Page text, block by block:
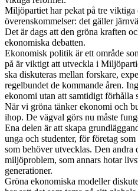
Miljöpartiet har pekat på tre viktiga
överenskommelser: det gäller
Det är dags att den gröna kraften
ekonomiska debatten.
Ekonomisk politik är ett område
på är viktigt att utveckla i
ska diskuteras mellan forskare,
regelbundet de kommande åren.
ekonomi utan att samtidigt förhålla
När vi gröna tänker ekonomi och
ihop. De vägval görs nu måste
Ena delen är att skapa
unga och studenter, för företag
som behöver utvecklas. Den andra
miljöproblem, som annars hotar
generationer.
Gröna ekonomiska modeller